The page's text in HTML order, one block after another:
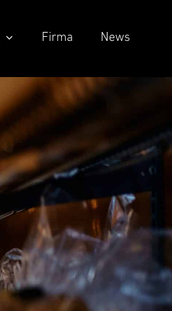
Firma News